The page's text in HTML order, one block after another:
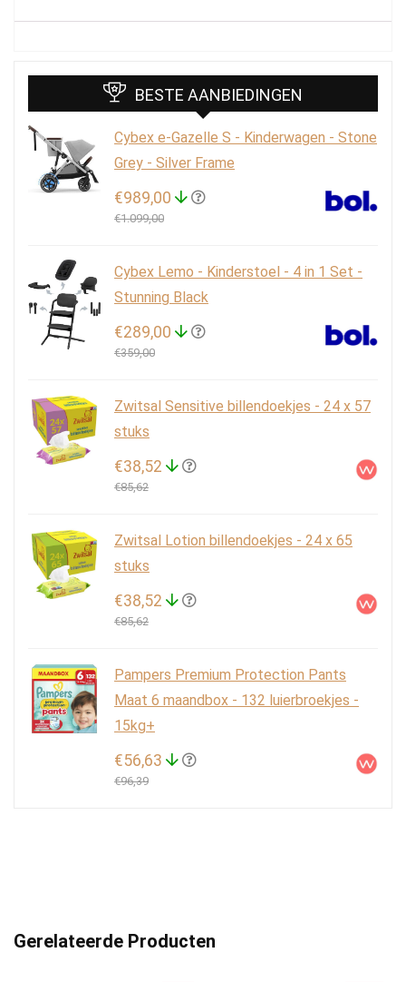
BESTE AANBIEDINGEN
Cybex e-Gazelle S - Kinderwagen - Stone
Grey - Silver Frame
€989,00
€1.099,00
Cybex Lemo - Kinderstoel - 4 in 1 Set -
Stunning Black
€289,00
€359,00
Zwitsal Sensitive billendoekjes - 24 x 57
stuks
€38,52
€85,62
Zwitsal Lotion billendoekjes - 24 x 65
stuks
€38,52
€85,62
Pampers Premium Protection Pants
Maat 6 maandbox - 132 luierbroekjes -
15kg+
€56,63
€96,39
Gerelateerde Producten